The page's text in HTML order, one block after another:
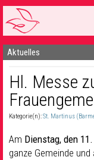
Startseite
1 Pfarrei
16 Gemeinden &
Sakramente & Feste
Aktuelles
Hl. Messe
Kategorie(n):St. Martinus
Am Dienstag, den
ganze Gemeinde